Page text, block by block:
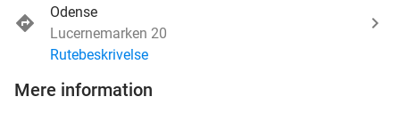
Odense
Lucernemarken 20
Rutebeskrivelse
Mere information